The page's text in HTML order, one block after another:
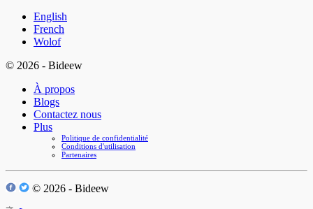
English
French
Wolof
© 2026 - Bideew
À propos
Blogs
Contactez nous
Plus
Politique de confidentialité
Conditions d'utilisation
Partenaires
© 2026 - Bideew